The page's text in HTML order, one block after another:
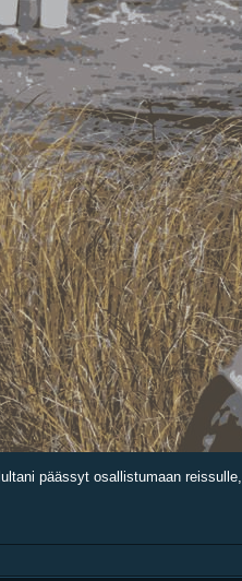
päässyt osallistumaan